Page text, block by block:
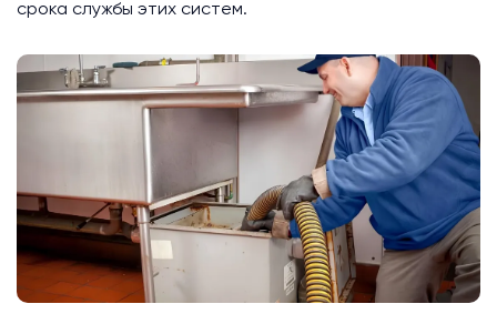
срока службы этих систем.